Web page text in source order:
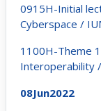
0915H-Initial
Cyberspace /
1100H-Theme
Interoperability /
08Jun2022